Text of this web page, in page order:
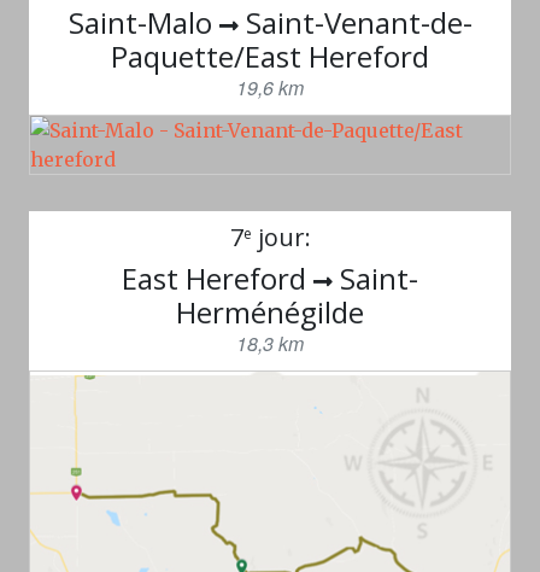
Saint-Malo
Saint-Venant-de-
Paquette/East Hereford
19,6 km
7e jour:
East Hereford
Saint-
Herménégilde
18,3 km